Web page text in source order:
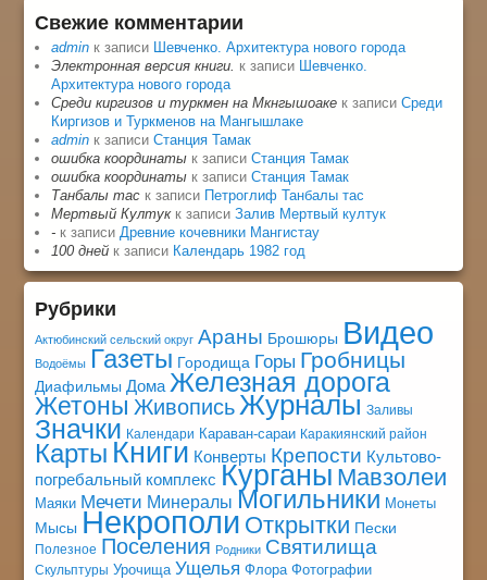
Свежие комментарии
admin к записи Шевченко. Архитектура нового города
Электронная версия книги. к записи Шевченко.
Архитектура нового города
Среди киргизов и туркмен на Мкнгышоаке к записиСреди
Киргизов и Туркменов на Мангышлаке
admin к записиСтанция Тамак
ошибка координаты к записиСтанция Тамак
ошибка координаты к записиСтанция Тамак
Танбалы тас к записи Петроглиф Танбалы тас
Мертвый Култукк записиЗалив Мертвый култук
- к записи Древние кочевники Мангистау
100 дней к записи Календарь 1982 год
Рубрики
Актюбинский сельский округ Араны Брошюры Видео
Водоёмы Газеты Городища Горы Гробницы
Диафильмы Дома Железная дорога
Жетоны Живопись Журналы Заливы
Значки Календари Караван-сараи Каракиянский район
Карты Книги Конверты Крепости Культово-
погребальный комплекс Курганы Мавзолеи
Маяки Мечети Минералы Могильники Монеты
Мысы Некрополи Открытки Пески
Полезное Поселения Родники Святилища
Скульптуры Урочища Ущелья Флора Фотографии